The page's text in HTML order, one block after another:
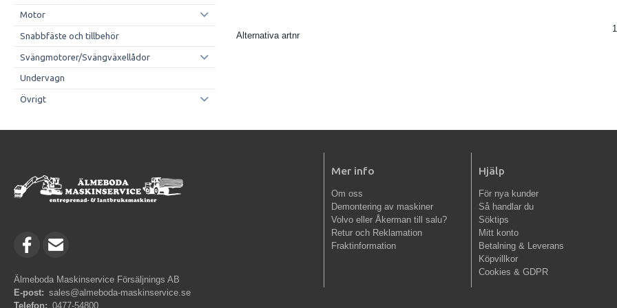
Motor
Snabbfäste och tillbehör
Svängmotorer/Svängväxellådor
Undervagn
Övrigt
Alternativa artnr
Älmeboda Maskinservice Försäljnings AB
E-post: sales@almeboda-maskinservice.se
Telefon: 0477-54800
Mer info
Om oss
Demontering av maskiner
Volvo eller Åkerman till salu?
Retur och Reklamation
Fraktinformation
Hjälp
För nya kunder
Så handlar du
Söktips
Mitt konto
Betalning & Leverans
Köpvillkor
Cookies & GDPR